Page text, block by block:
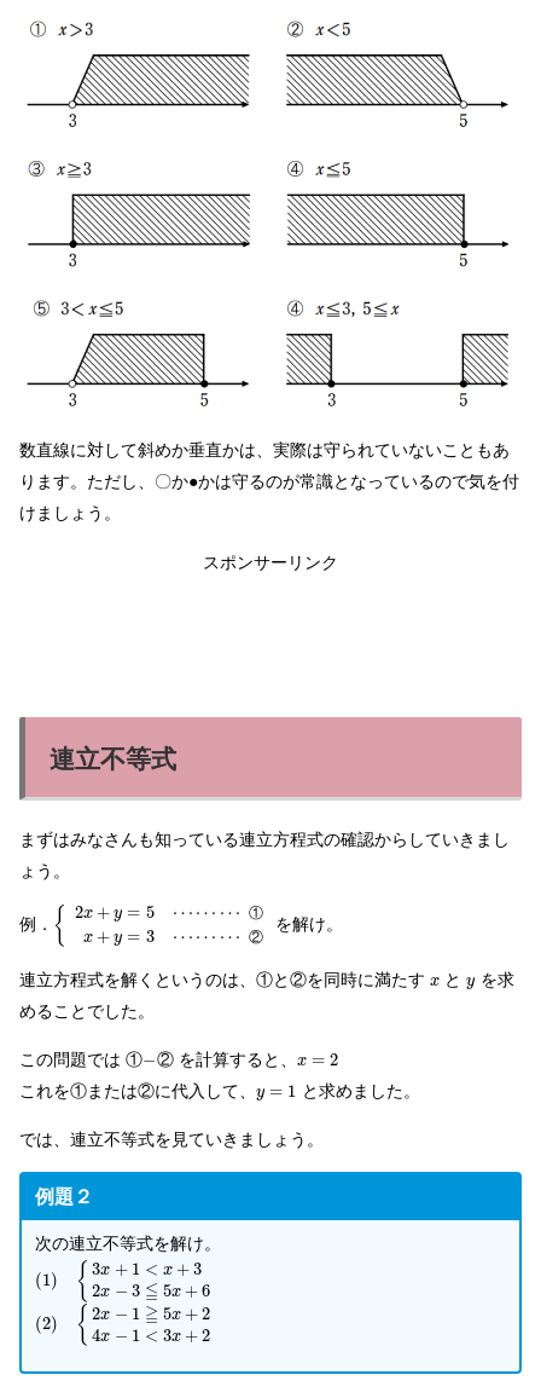
数直線に対して斜めか垂直かは、実際は守られていないこともあ
ります。ただし、〇か●かは守るのが常識となっているので気を付
けましょう。
スポンサーリンク
連立不等式
まずはみなさんも知っている連立方程式の確認からしていきまし
ょう。
例． { 2x + y
x + y
=
=
5
3
⋯ ⋯ ⋯
⋯ ⋯ ⋯
①
②
を解け。
連立方程式を解くというのは、①と②を同時に満たす x とy を求
めることでした。
この問題では ①−② を計算すると、 x = 2
これを①または②に代入して、 y = 1 と求めました。
では、連立不等式を見ていきましょう。
例題２
次の連立不等式を解け。
(1) { 3x + 1 < x +3
2x − 3 ≦ 5x +6
(2) { 2x − 1 ≧ 5x +2
4x − 1 < 3x +2